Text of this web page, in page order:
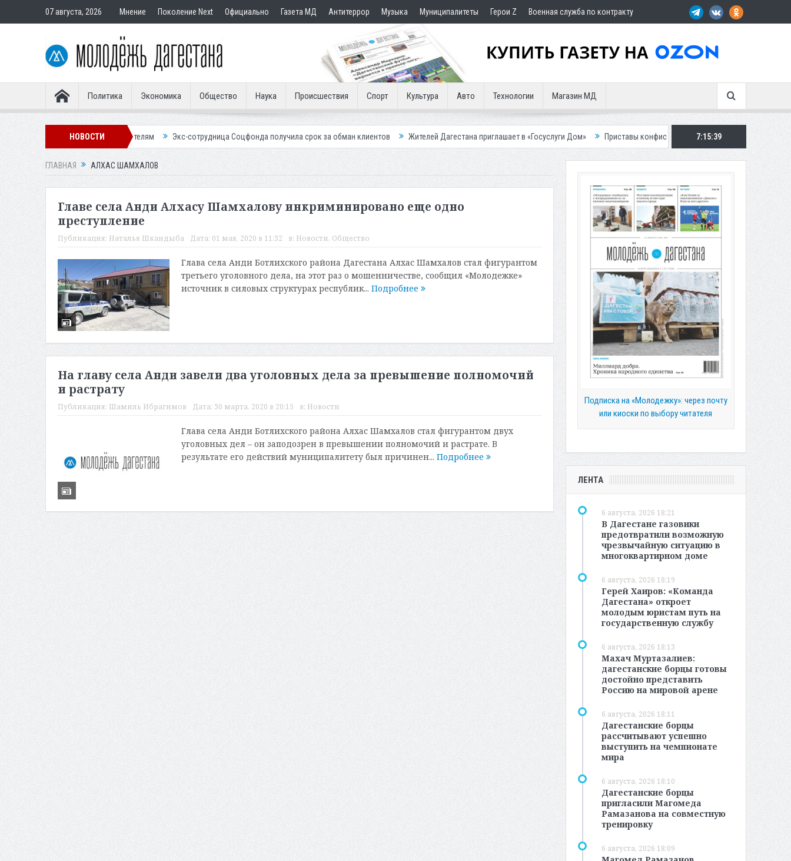
07 августа, 2026 Мнение Поколение Next Официально Газета МД Антитеррор Музыка Муниципалитеты Герои Z Военная служба по контракту
Политика Экономика Общество Наука Происшествия Спорт Культура Авто Технологии Магазин МД
НОВОСТИ
подставным покупателям Экс-сотрудница Соцфонда получила срок за обман клиентов Жителей Дагестана приглашает в «Госуслуги Дом» Приставы конфисковали двух бурых медведей у жителя Дагестана
7:15:40
ГЛАВНАЯ АЛХАС ШАМХАЛОВ
Главе села Анди Алхасу Шамхалову инкриминировано еще одно
преступление
Публикация: Наталья Шкандыба Дата: 01 мая, 2020 в 11:32 в: Новости, Общество
Глава села Анди Ботлихского района Дагестана Алхас Шамхалов стал фигурантом
третьего уголовного дела, на этот раз о мошенничестве, сообщил «Молодежке»
источник в силовых структурах республик... Подробнее
На главу села Анди завели два уголовных дела за превышение полномочий
и растрату
Публикация: Шамиль Ибрагимов Дата: 30 марта, 2020 в 20:15 в: Новости
Глава села Анди Ботлихского района Алхас Шамхалов стал фигурантом двух
уголовных дел – он заподозрен в превышении полномочий и растрате. В
результате его действий муниципалитету был причинен... Подробнее
Подписка на «Молодежку»: через почту
или киоски по выбору читателя
ЛЕНТА
6 августа, 2026 18:21
В Дагестане газовики
предотвратили возможную
чрезвычайную ситуацию в
многоквартирном доме
6 августа, 2026 18:19
Герей Хаиров: «Команда
Дагестана» откроет
молодым юристам путь на
государственную службу
6 августа, 2026 18:13
Махач Муртазалиев:
дагестанские борцы готовы
достойно представить
Россию на мировой арене
6 августа, 2026 18:11
Дагестанские борцы
рассчитывают успешно
выступить на чемпионате
мира
6 августа, 2026 18:10
Дагестанские борцы
пригласили Магомеда
Рамазанова на совместную
тренировку
6 августа, 2026 18:09